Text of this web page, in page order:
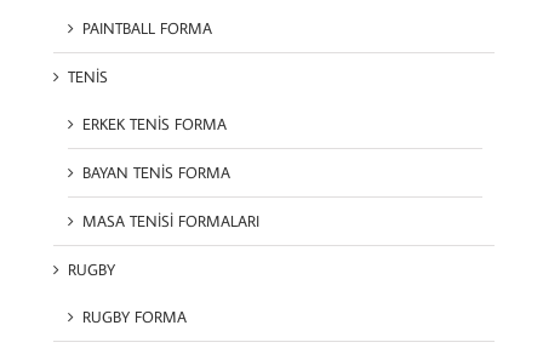
PAINTBALL FORMA
TENİS
ERKEK TENİS FORMA
BAYAN TENİS FORMA
MASA TENİSİ FORMALARI
RUGBY
RUGBY FORMA